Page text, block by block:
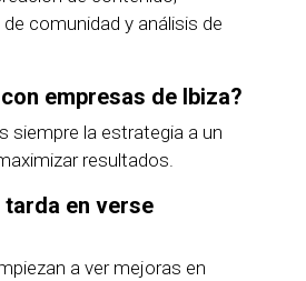
comunidad y análisis de
empresas de Ibiza?
siempre la estrategia a un
resultados.
tarda en verse
a ver mejoras en